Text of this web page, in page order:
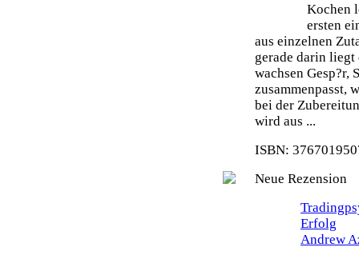
Kochen
ersten
aus einzelnen
gerade darin
wachsen Gesp?r,
zusammenpasst,
bei der
wird aus ...
ISBN:
Neue Rezension
Erfolg
Andrew